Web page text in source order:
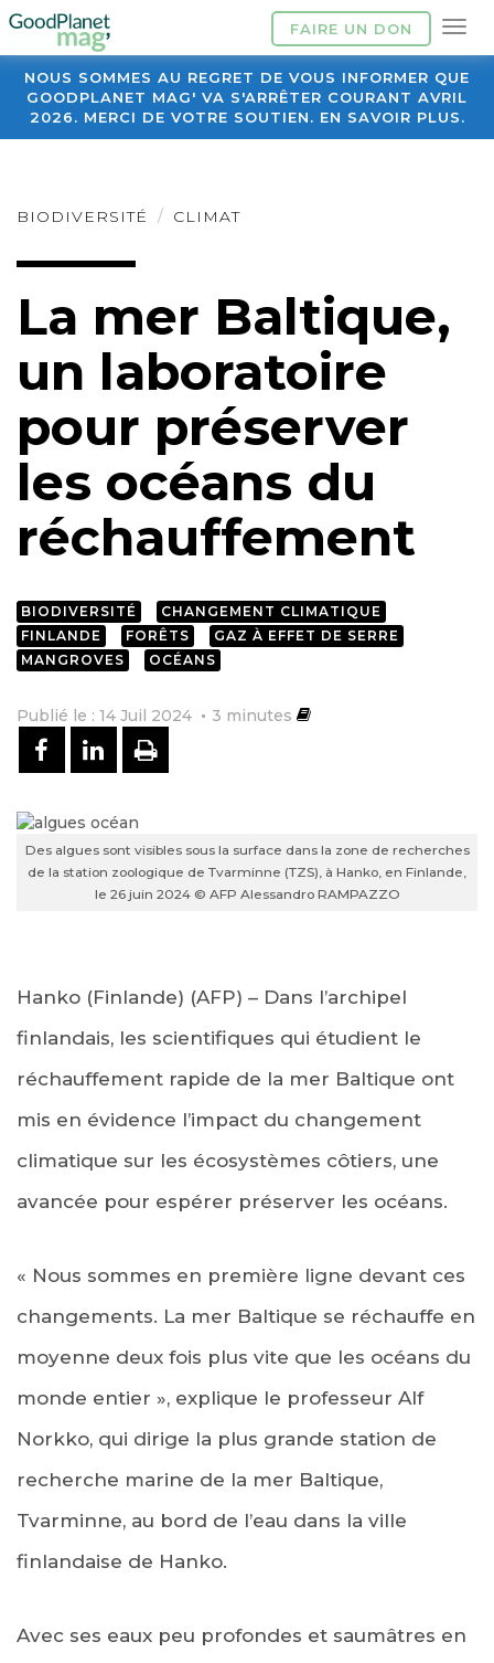
FAIRE UN DON
NOUS SOMMES AU REGRET DE VOUS INFORMER QUE
GOODPLANET MAG' VA S'ARRÊTER COURANT AVRIL
2026. MERCI DE VOTRE SOUTIEN. EN SAVOIR PLUS.
BIODIVERSITÉ CLIMAT
La mer Baltique,
un laboratoire
pour préserver
les océans du
réchauffement
BIODIVERSITÉ
CHANGEMENT CLIMATIQUE
FINLANDE
FORÊTS
GAZ À EFFET DE SERRE
MANGROVES
OCÉANS
Publié le : 14 Juil 2024 3 minutes
PARTAGER SUR FACEBOOK
PARTAGER SUR LINKEDIN
IMPRIMER
Des algues sont visibles sous la surface dans la zone de recherches
de la station zoologique de Tvarminne (TZS), à Hanko, en Finlande,
le 26 juin 2024 © AFP Alessandro RAMPAZZO
Hanko (Finlande) (AFP) – Dans l’archipel
finlandais, les scientifiques qui étudient le
réchauffement rapide de la mer Baltique ont
mis en évidence l’impact du changement
climatique sur les écosystèmes côtiers, une
avancée pour espérer préserver les océans.
« Nous sommes en première ligne devant ces
changements. La mer Baltique se réchauffe en
moyenne deux fois plus vite que les océans du
monde entier », explique le professeur Alf
Norkko, qui dirige la plus grande station de
recherche marine de la mer Baltique,
Tvarminne, au bord de l’eau dans la ville
finlandaise de Hanko.
Avec ses eaux peu profondes et saumâtres en